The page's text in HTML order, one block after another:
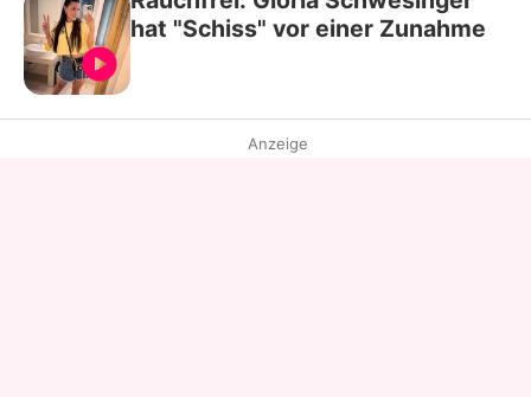
hat "Schiss" vor einer Zunahme
Anzeige